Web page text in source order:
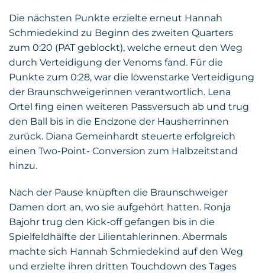
Die nächsten Punkte erzielte erneut Hannah
Schmiedekind zu Beginn des zweiten Quarters
zum 0:20 (PAT geblockt), welche erneut den Weg
durch Verteidigung der Venoms fand. Für die
Punkte zum 0:28, war die löwenstarke Verteidigung
der Braunschweigerinnen verantwortlich. Lena
Ortel fing einen weiteren Passversuch ab und trug
den Ball bis in die Endzone der Hausherrinnen
zurück. Diana Gemeinhardt steuerte erfolgreich
einen Two-Point- Conversion zum Halbzeitstand
hinzu.
Nach der Pause knüpften die Braunschweiger
Damen dort an, wo sie aufgehört hatten. Ronja
Bajohr trug den Kick-off gefangen bis in die
Spielfeldhälfte der Lilientahlerinnen. Abermals
machte sich Hannah Schmiedekind auf den Weg
und erzielte ihren dritten Touchdown des Tages